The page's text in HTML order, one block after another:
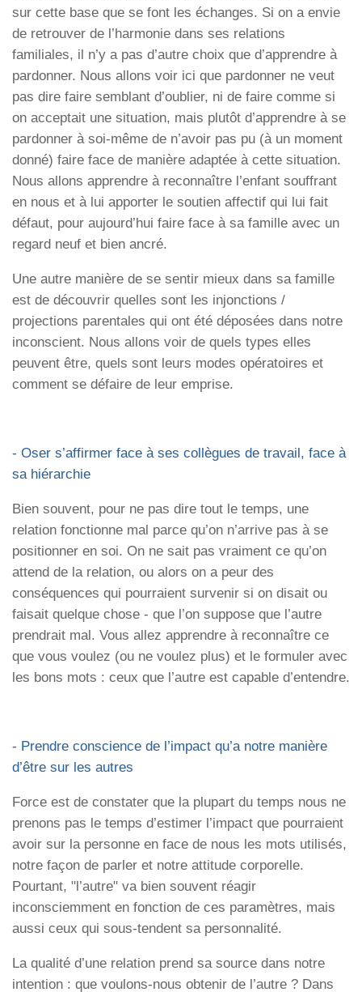
sur cette base que se font les échanges. Si on a envie
de retrouver de l’harmonie dans ses relations
familiales, il n’y a pas d’autre choix que d’apprendre à
pardonner. Nous allons voir ici que pardonner ne veut
pas dire faire semblant d’oublier, ni de faire comme si
on acceptait une situation, mais plutôt d’apprendre à se
pardonner à soi-même de n’avoir pas pu (à un moment
donné) faire face de manière adaptée à cette situation.
Nous allons apprendre à reconnaître l’enfant souffrant
en nous et à lui apporter le soutien affectif qui lui fait
défaut, pour aujourd’hui faire face à sa famille avec un
regard neuf et bien ancré.
Une autre manière de se sentir mieux dans sa famille
est de découvrir quelles sont les injonctions /
projections parentales qui ont été déposées dans notre
inconscient. Nous allons voir de quels types elles
peuvent être, quels sont leurs modes opératoires et
comment se défaire de leur emprise.
- Oser s’affirmer face à ses collègues de travail, face à
sa hiérarchie
Bien souvent, pour ne pas dire tout le temps, une
relation fonctionne mal parce qu’on n’arrive pas à se
positionner en soi. On ne sait pas vraiment ce qu’on
attend de la relation, ou alors on a peur des
conséquences qui pourraient survenir si on disait ou
faisait quelque chose - que l’on suppose que l’autre
prendrait mal. Vous allez apprendre à reconnaître ce
que vous voulez (ou ne voulez plus) et le formuler avec
les bons mots : ceux que l’autre est capable d’entendre.
- Prendre conscience de l’impact qu’a notre manière
d’être sur les autres
Force est de constater que la plupart du temps nous ne
prenons pas le temps d’estimer l’impact que pourraient
avoir sur la personne en face de nous les mots utilisés,
notre façon de parler et notre attitude corporelle.
Pourtant, "l’autre" va bien souvent réagir
inconsciemment en fonction de ces paramètres, mais
aussi ceux qui sous-tendent sa personnalité.
La qualité d’une relation prend sa source dans notre
intention : que voulons-nous obtenir de l’autre ? Dans